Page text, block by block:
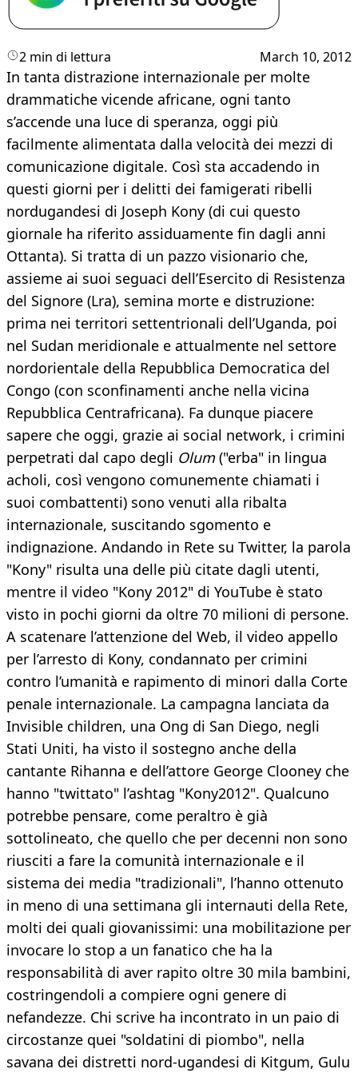
2 min di lettura March 10, 2012
In tanta distrazione internazionale per molte
drammatiche vicende africane, ogni tanto
s’accende una luce di speranza, oggi più
facilmente alimentata dalla velocità dei mezzi di
comunicazione digitale. Così sta accadendo in
questi giorni per i delitti dei famigerati ribelli
nordugandesi di Joseph Kony (di cui questo
giornale ha riferito assiduamente fin dagli anni
Ottanta). Si tratta di un pazzo visionario che,
assieme ai suoi seguaci dell’Esercito di Resistenza
del Signore (Lra), semina morte e distruzione:
prima nei territori settentrionali dell’Uganda, poi
nel Sudan meridionale e attualmente nel settore
nordorientale della Repubblica Democratica del
Congo (con sconfinamenti anche nella vicina
Repubblica Centrafricana). Fa dunque piacere
sapere che oggi, grazie ai social network, i crimini
perpetrati dal capo degli Olum("erba" in lingua
acholi, così vengono comunemente chiamati i
suoi combattenti) sono venuti alla ribalta
internazionale, suscitando sgomento e
indignazione. Andando in Rete su Twitter, la parola
"Kony" risulta una delle più citate dagli utenti,
mentre il video "Kony 2012" di YouTube è stato
visto in pochi giorni da oltre 70 milioni di persone.
A scatenare l’attenzione del Web, il video appello
per l’arresto di Kony, condannato per crimini
contro l’umanità e rapimento di minori dalla Corte
penale internazionale. La campagna lanciata da
Invisible children, una Ong di San Diego, negli
Stati Uniti, ha visto il sostegno anche della
cantante Rihanna e dell’attore George Clooney che
hanno "twittato" l’ashtag "Kony2012". Qualcuno
potrebbe pensare, come peraltro è già
sottolineato, che quello che per decenni non sono
riusciti a fare la comunità internazionale e il
sistema dei media "tradizionali", l’hanno ottenuto
in meno di una settimana gli internauti della Rete,
molti dei quali giovanissimi: una mobilitazione per
invocare lo stop a un fanatico che ha la
responsabilità di aver rapito oltre 30 mila bambini,
costringendoli a compiere ogni genere di
nefandezze. Chi scrive ha incontrato in un paio di
circostanze quei "soldatini di piombo", nella
savana dei distretti nord-ugandesi di Kitgum, Gulu